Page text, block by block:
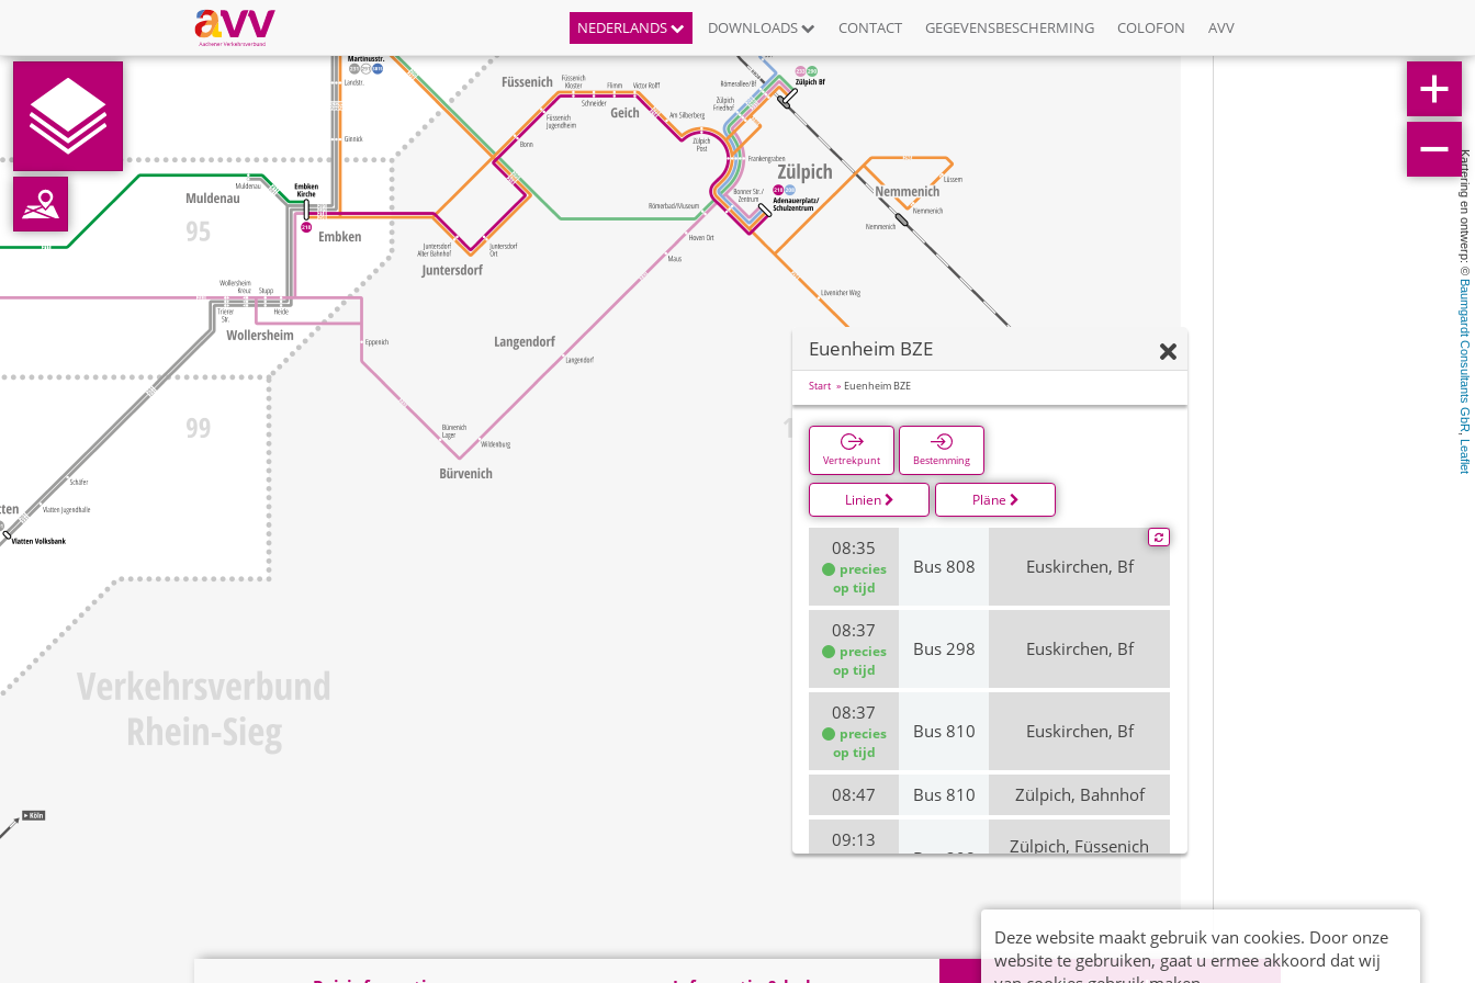
NEDERLANDS DOWNLOADS CONTACT GEGEVENSBESCHERMING COLOFON AVV
Kartering en ontwerp: ©
Baumgardt Consultants GbR
,
Leaflet
Euenheim BZE
Start Euenheim BZE
Vertrekpunt Bestemming
Linien Pläne
08:35
precies
op tijd
Bus 808 Euskirchen, Bf
08:37
precies
op tijd
Bus 298 Euskirchen, Bf
08:37
precies
op tijd
Bus 810 Euskirchen, Bf
08:47 Bus 810 Zülpich, Bahnhof
09:13
precies
Bus 298
Zülpich, Füssenich
Deze website maakt gebruik van cookies. Door onze
website te gebruiken, gaat u ermee akkoord dat wij